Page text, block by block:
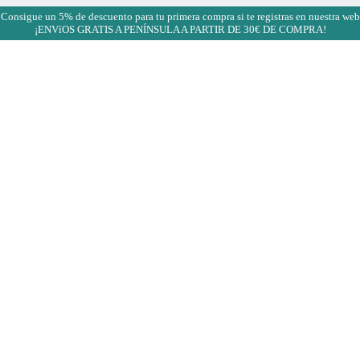
un 5% de descuento para tu primera compra si te registras en nuestra
¡ENVíOS GRATIS A PENÍNSULA A PARTIR DE 30€ DE COMPRA!